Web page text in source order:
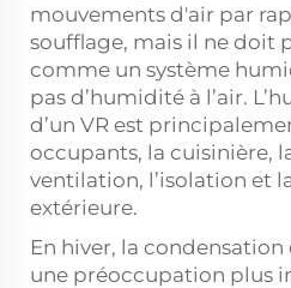
mouvements d'air par
soufflage, mais il ne doit
comme un système
pas d’humidité à l’air.
d’un VR est
occupants, la cuisinière,
ventilation, l’isolation et
extérieure.
En hiver, la
une préoccupation plus